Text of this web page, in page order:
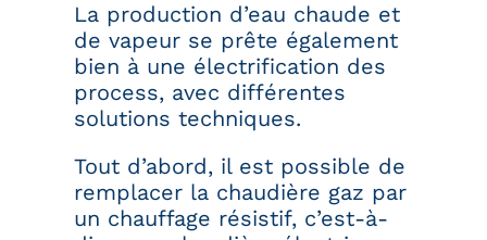
La production d’eau chaude et
de vapeur se prête également
bien à une électrification des
process, avec différentes
solutions techniques.
Tout d’abord, il est possible de
remplacer la chaudière gaz par
un chauffage résistif, c’est-à-